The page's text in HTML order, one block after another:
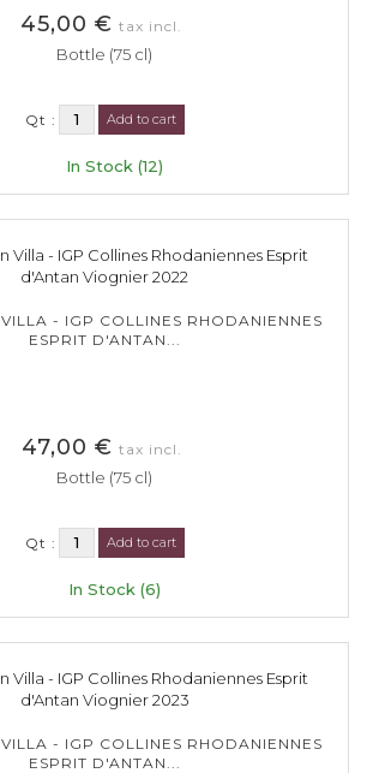
45,00 € tax incl.
Bottle (75 cl)
Qt : Add to cart
In Stock (12)
- IGP COLLINES RHODANIENNES
ESPRIT D'ANTAN...
47,00 € tax incl.
Bottle (75 cl)
Qt : Add to cart
In Stock (6)
- IGP COLLINES RHODANIENNES
ESPRIT D'ANTAN...